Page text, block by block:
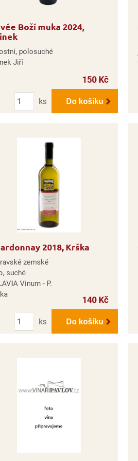
Boží muka 2024,
polosuché
Jiří
150 Kč
Počet
ks
Do košíku
2018, Krška
zemské
suché
Vinum - P.
140 Kč
Počet
ks
Do košíku